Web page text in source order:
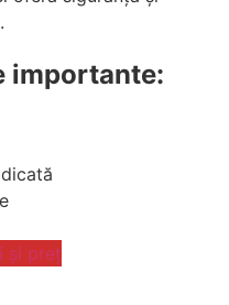
importante:
și preț